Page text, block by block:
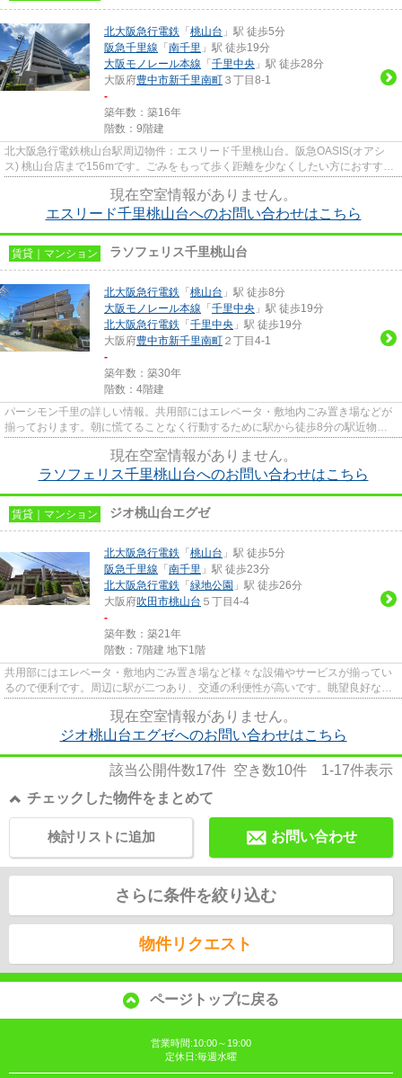
北大阪急行電鉄 「 桃山台 」駅 徒歩5分
阪急千里線 「 南千里 」駅 徒歩19分
大阪モノレール本線 「 千里中央 」駅 徒歩28分
大阪府豊中市新千里南町 ３丁目8-1
-
築年数：築16年
階数：9階建
北大阪急行電鉄桃山台駅周辺物件：エスリード千里桃山台。阪急OASIS(オアシ
ス) 桃山台店まで156mです。ごみをもって歩く距離を少なくしたい方におすすめ
現在空室情報がありません。
エスリード千里桃山台へのお問い合わせはこちら
賃貸｜マンション ラソフェリス千里桃山台
北大阪急行電鉄 「 桃山台 」駅 徒歩8分
大阪モノレール本線 「 千里中央 」駅 徒歩19分
北大阪急行電鉄 「 千里中央 」駅 徒歩19分
大阪府豊中市新千里南町 ２丁目4-1
-
築年数：築30年
階数：4階建
パーシモン千里の詳しい情報。共用部にはエレベータ・敷地内ごみ置き場などが
揃っております。朝に慌てることなく行動するために駅から徒歩8分の駅近物件
現在空室情報がありません。
ラソフェリス千里桃山台へのお問い合わせはこちら
賃貸｜マンション ジオ桃山台エグゼ
北大阪急行電鉄 「 桃山台 」駅 徒歩5分
阪急千里線 「 南千里 」駅 徒歩23分
北大阪急行電鉄 「 緑地公園 」駅 徒歩26分
大阪府吹田市桃山台 ５丁目4-4
-
築年数：築21年
階数：7階建 地下1階
共用部にはエレベータ・敷地内ごみ置き場など様々な設備やサービスが揃ってい
るので便利です。周辺に駅が二つあり、交通の利便性が高いです。眺望良好なエ
現在空室情報がありません。
ジオ桃山台エグゼへのお問い合わせはこちら
該当公開件数17件 空き数10件 1-17件表示
チェックした物件をまとめて
お問い合わせ
検討リストに追加
さらに条件を絞り込む
物件リクエスト
ページトップに戻る
営業時間:10:00～19:00
定休日:毎週水曜